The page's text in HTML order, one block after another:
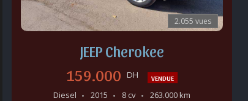
2.055 vues
JEEP Cherokee
159.000 DH VENDUE
Diesel 2015 8 cv 263.000 km